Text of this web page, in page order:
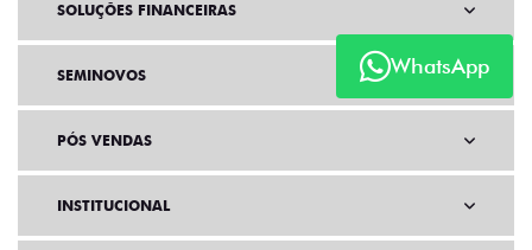
WhatsApp
SOLUÇÕES FINANCEIRAS
SEMINOVOS
PÓS VENDAS
INSTITUCIONAL